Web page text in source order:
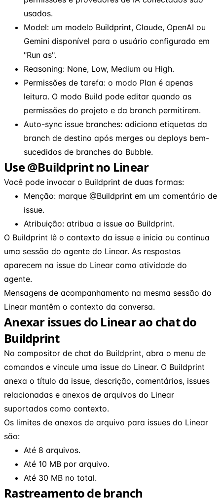
usados.
Model: um modelo Buildprint, Claude, OpenAI ou
Gemini disponível para o usuário configurado em
"Run as".
Reasoning: None, Low, Medium ou High.
Permissões de tarefa: o modo Plan é apenas
leitura. O modo Build pode editar quando as
permissões do projeto e da branch permitirem.
Auto-sync issue branches: adiciona etiquetas da
branch de destino após merges ou deploys bem-
sucedidos de branches do Bubble.
Use @Buildprint no Linear
Você pode invocar o Buildprint de duas formas:
Menção: marque @Buildprint em um comentário de
issue.
Atribuição: atribua a issue ao Buildprint.
O Buildprint lê o contexto da issue e inicia ou continua
uma sessão do agente do Linear. As respostas
aparecem na issue do Linear como atividade do
agente.
Mensagens de acompanhamento na mesma sessão do
Linear mantêm o contexto da conversa.
Anexar issues do Linear ao chat do
Buildprint
No compositor de chat do Buildprint, abra o menu de
comandos e vincule uma issue do Linear. O Buildprint
anexa o título da issue, descrição, comentários, issues
relacionadas e anexos de arquivos do Linear
suportados como contexto.
Os limites de anexos de arquivo para issues do Linear
são:
Até 8 arquivos.
Até 10 MB por arquivo.
Até 30 MB no total.
Rastreamento de branch